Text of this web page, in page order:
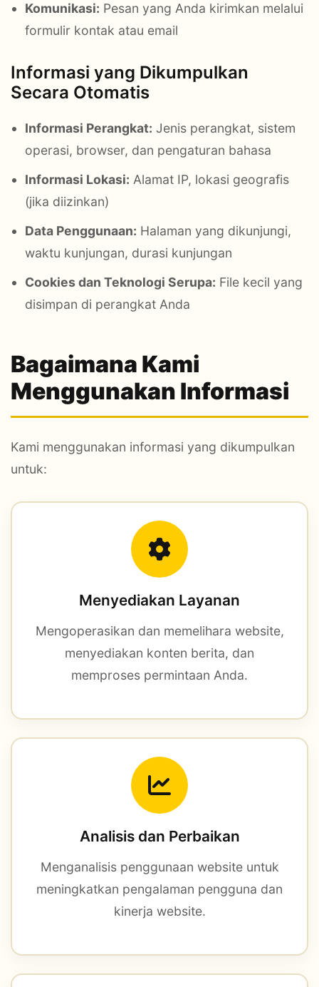
Komunikasi: Pesan yang Anda kirimkan melalui
formulir kontak atau email
Informasi yang Dikumpulkan
Secara Otomatis
Informasi Perangkat: Jenis perangkat, sistem
operasi, browser, dan pengaturan bahasa
Informasi Lokasi: Alamat IP, lokasi geografis
(jika diizinkan)
Data Penggunaan: Halaman yang dikunjungi,
waktu kunjungan, durasi kunjungan
Cookies dan Teknologi Serupa: File kecil yang
disimpan di perangkat Anda
Bagaimana Kami
Menggunakan Informasi
Kami menggunakan informasi yang dikumpulkan
untuk:
Menyediakan Layanan
Mengoperasikan dan memelihara website,
menyediakan konten berita, dan
memproses permintaan Anda.
Analisis dan Perbaikan
Menganalisis penggunaan website untuk
meningkatkan pengalaman pengguna dan
kinerja website.